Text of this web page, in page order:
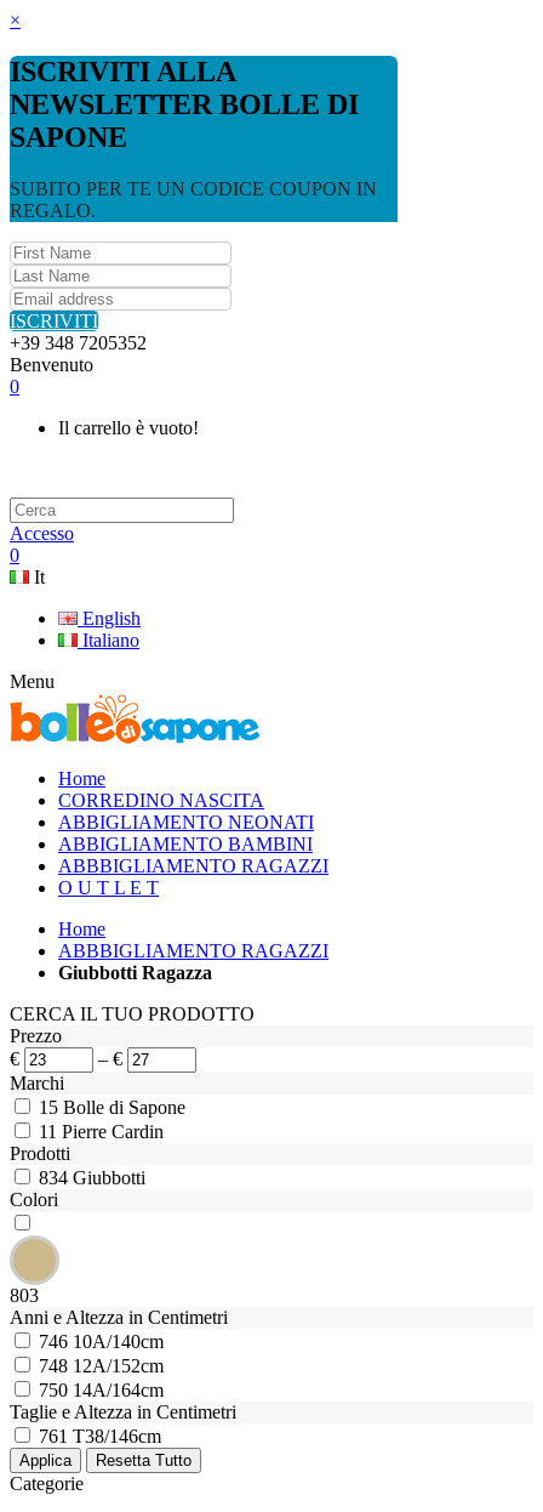
×
ISCRIVITI ALLA
NEWSLETTER BOLLE DI
SAPONE
SUBITO PER TE UN CODICE COUPON IN
REGALO.
ISCRIVITI
+39 348 7205352
Benvenuto
0
Il carrello è vuoto!
Accesso
0
It
English
Italiano
Menu
Home
CORREDINO NASCITA
ABBIGLIAMENTO NEONATI
ABBIGLIAMENTO BAMBINI
ABBBIGLIAMENTO RAGAZZI
O U T L E T
Home
ABBBIGLIAMENTO RAGAZZI
Giubbotti Ragazza
CERCA IL TUO PRODOTTO
Prezzo
€
– €
Marchi
15 Bolle di Sapone
11 Pierre Cardin
Prodotti
834 Giubbotti
Colori
803
Anni e Altezza in Centimetri
746 10A/140cm
748 12A/152cm
750 14A/164cm
Taglie e Altezza in Centimetri
761 T38/146cm
Categorie